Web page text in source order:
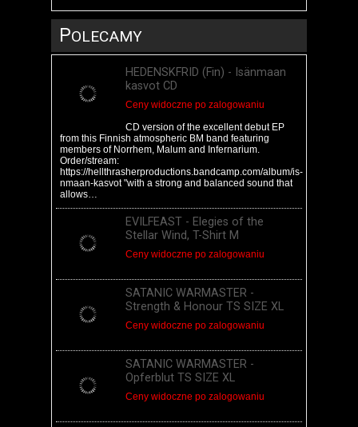
POLECAMY
HEDENSKFRID (Fin) - Is​​​ä​​​nmaan
kasvot CD
Ceny widoczne po zalogowaniu
CD version of the excellent debut EP
from this Finnish atmospheric BM band featuring
members of Norrhem, Malum and Infernarium.
Order/stream:
https://hellthrasherproductions.bandcamp.com/album/is-
nmaan-kasvot "with a strong and balanced sound that
allows…
EVILFEAST - Elegies of the
Stellar Wind, T-Shirt M
Ceny widoczne po zalogowaniu
SATANIC WARMASTER -
Strength & Honour TS SIZE XL
Ceny widoczne po zalogowaniu
SATANIC WARMASTER -
Opferblut TS SIZE XL
Ceny widoczne po zalogowaniu